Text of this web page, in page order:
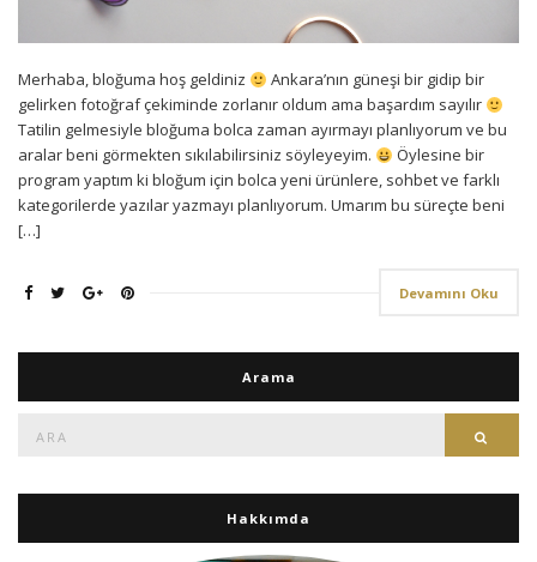
Merhaba, bloğuma hoş geldiniz
Ankara’nın güneşi bir gidip bir
gelirken fotoğraf çekiminde zorlanır oldum ama başardım sayılır
Tatilin gelmesiyle bloğuma bolca zaman ayırmayı planlıyorum ve bu
aralar beni görmekten sıkılabilirsiniz söyleyeyim.
Öylesine bir
program yaptım ki bloğum için bolca yeni ürünlere, sohbet ve farklı
kategorilerde yazılar yazmayı planlıyorum. Umarım bu süreçte beni
[…]
Devamını Oku
Arama
Hakkımda